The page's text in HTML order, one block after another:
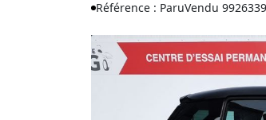
Référence : ParuVendu